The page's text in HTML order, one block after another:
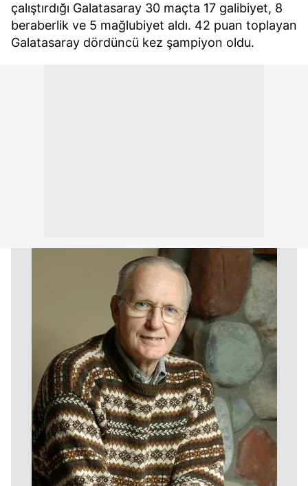
çalıştırdığı Galatasaray 30 maçta 17 galibiyet, 8
beraberlik ve 5 mağlubiyet aldı. 42 puan toplayan
Galatasaray dördüncü kez şampiyon oldu.